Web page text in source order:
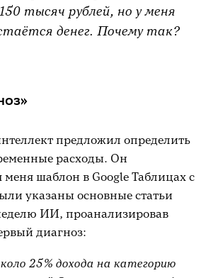
тысяч рублей, но у меня
денег. Почему так?
предложил определить
расходы. Он
меня шаблон в Google Таблицах с
указаны основные статьи
ИИ, проанализировав
диагноз:
25% дохода на категорию